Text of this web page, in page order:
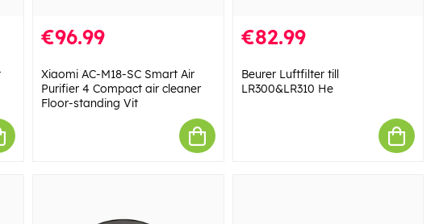
€96.99
Xiaomi AC-M18-SC Smart Air
Purifier 4 Compact air cleaner
Floor-standing Vit
€82.99
Beurer Luftfilter till
LR300&LR310 He